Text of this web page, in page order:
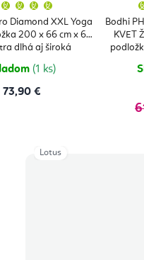
Diamond XXL Yoga
200 x 66 cm x 6
dlhá aj široká
produktu
je
5,0
z
5
(1 ks)
73,90 €
Bodhi
KVET
Lotus